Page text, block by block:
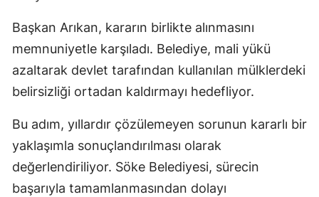
Başkan Arıkan, kararın birlikte alınmasını
memnuniyetle karşıladı. Belediye, mali yükü
azaltarak devlet tarafından kullanılan mülklerdeki
belirsizliği ortadan kaldırmayı hedefliyor.
Bu adım, yıllardır çözülemeyen sorunun kararlı bir
yaklaşımla sonuçlandırılması olarak
değerlendiriliyor. Söke Belediyesi, sürecin
başarıyla tamamlanmasından dolayı